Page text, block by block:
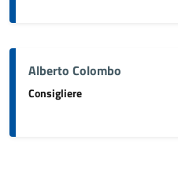
Alberto Colombo
Consigliere